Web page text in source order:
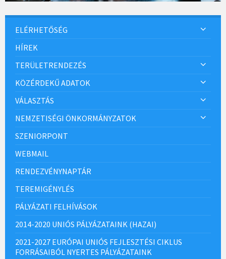
ELÉRHETŐSÉG
HÍREK
TERÜLETRENDEZÉS
KÖZÉRDEKŰ ADATOK
VÁLASZTÁS
NEMZETISÉGI ÖNKORMÁNYZATOK
SZENIORPONT
WEBMAIL
RENDEZVÉNYNAPTÁR
TEREMIGÉNYLÉS
PÁLYÁZATI FELHÍVÁSOK
2014-2020 UNIÓS PÁLYÁZATAINK (HAZAI)
2021-2027 EURÓPAI UNIÓS FEJLESZTÉSI CIKLUS
FORRÁSAIBÓL NYERTES PÁLYÁZATAINK